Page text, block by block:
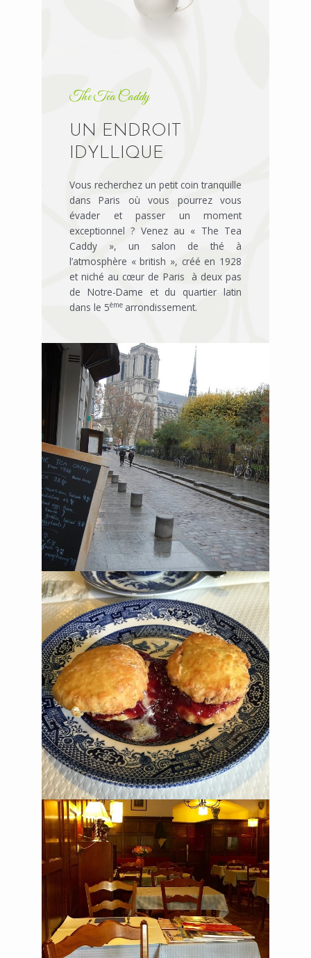
The Tea Caddy
UN ENDROIT
IDYLLIQUE
Vous recherchez un petit coin tranquille
dans Paris où vous pourrez vous
évader et passer un moment
exceptionnel ? Venez au « The Tea
Caddy », un salon de thé à
l’atmosphère « british », créé en 1928
et niché au cœur de Paris à deux pas
de Notre-Dame et du quartier latin
dans le 5ème arrondissement.